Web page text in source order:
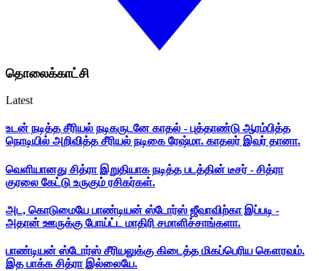
தொலைக்காட்சி
Latest
உடன் நடித்த சீரியல் நடிகருடனே காதல் - புத்தாண்டு ஆரம்பித்த
நொடியில் அறிவித்த சீரியல் நடிகை ரேஷ்மா. காதலர் இவர் தானா.
வெளியானது சித்ரா இறுதியாக நடித்த படத்தின் டீசர் - சித்ரா
குரலை கேட்டு உருகும் ரசிகர்கள்.
அட, கொடுமையே பாண்டியன் ஸ்டோர்ஸ் ஜீவாவிற்கா இப்படி -
அதான் ஊருக்கு போய்ட்ட மாதிரி சமாளிச்சாங்களா.
பாண்டியன் ஸ்டோர்ஸ் சீரியலுக்கு கிடைத்த மிகப்பெரிய கௌரவம்.
இத பாக்க சித்ரா இல்லையே.